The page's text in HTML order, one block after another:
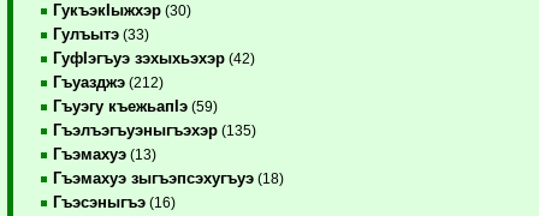
ГукъэкIыжхэр (30)
Гулъытэ (33)
ГуфIэгъуэ зэхыхьэхэр (42)
Гъуазджэ (212)
Гъуэгу къежьапIэ (59)
Гъэлъэгъуэныгъэхэр (135)
Гъэмахуэ (13)
Гъэмахуэ зыгъэпсэхугъуэ (18)
Гъэсэныгъэ (16)